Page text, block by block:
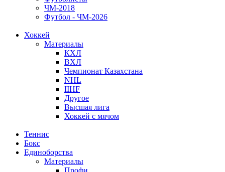
ЧМ-2018
Футбол - ЧМ-2026
Хоккей
Материалы
КХЛ
ВХЛ
Чемпионат Казахстана
NHL
IIHF
Другое
Высшая лига
Хоккей с мячом
Теннис
Бокс
Единоборства
Материалы
Профи